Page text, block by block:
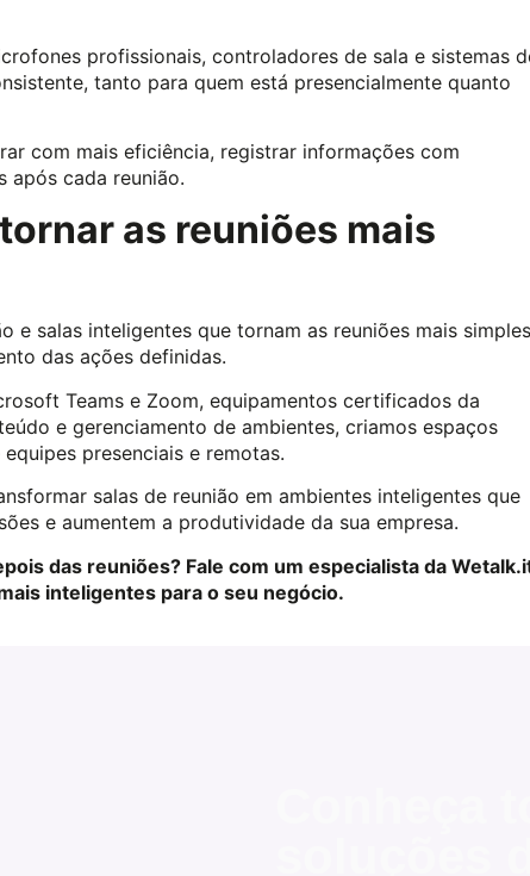
profissionais, controladores de sala e sistemas
tanto para quem está presencialmente quanto
com mais eficiência, registrar informações com
após cada reunião.
as reuniões mais
salas inteligentes que tornam as reuniões mais
das ações definidas.
Teams e Zoom, equipamentos certificados da
e gerenciamento de ambientes, criamos espaços
presenciais e remotas.
salas de reunião em ambientes inteligentes que
e aumentem a produtividade da sua empresa.
das reuniões? Fale com um especialista da
inteligentes para o seu negócio.